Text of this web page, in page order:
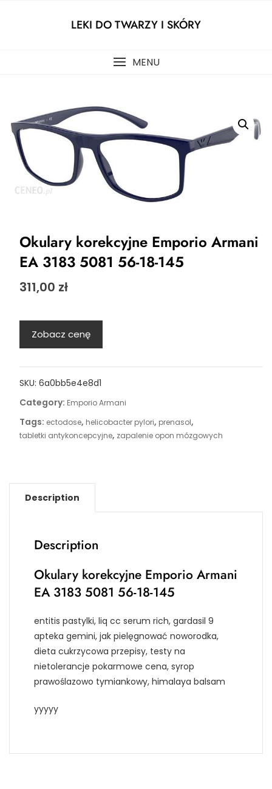
LEKI DO TWARZY I SKÓRY
MENU
Okulary korekcyjne Emporio Armani
EA 3183 5081 56-18-145
311,00 zł
Zobacz cenę
SKU: 6a0bb5e4e8d1
Category: Emporio Armani
Tags: ectodose, helicobacter pylori, prenasol,
tabletki antykoncepcyjne, zapalenie opon mózgowych
Description
Description
Okulary korekcyjne Emporio Armani
EA 3183 5081 56-18-145
entitis pastylki, liq cc serum rich, gardasil 9
apteka gemini, jak pielęgnować noworodka,
dieta cukrzycowa przepisy, testy na
nietolerancje pokarmowe cena, syrop
prawoślazowo tymiankowy, himalaya balsam
yyyyy